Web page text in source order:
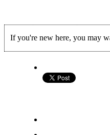
If you're new here, you may